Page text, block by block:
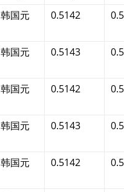
韩国元 0.5142
韩国元
0.5143
韩国元
0.5142
韩国元
0.5143
韩国元
0.5142